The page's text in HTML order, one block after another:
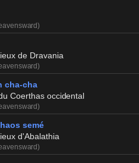
de Dravania
cha-cha
Coerthas occidental
semé
d'Abalathia